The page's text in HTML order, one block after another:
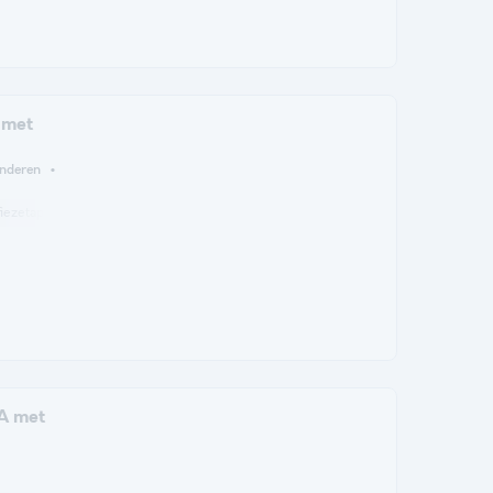
met